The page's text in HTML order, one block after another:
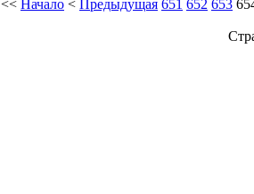
<< Начало < Предыдущая 651 652 653